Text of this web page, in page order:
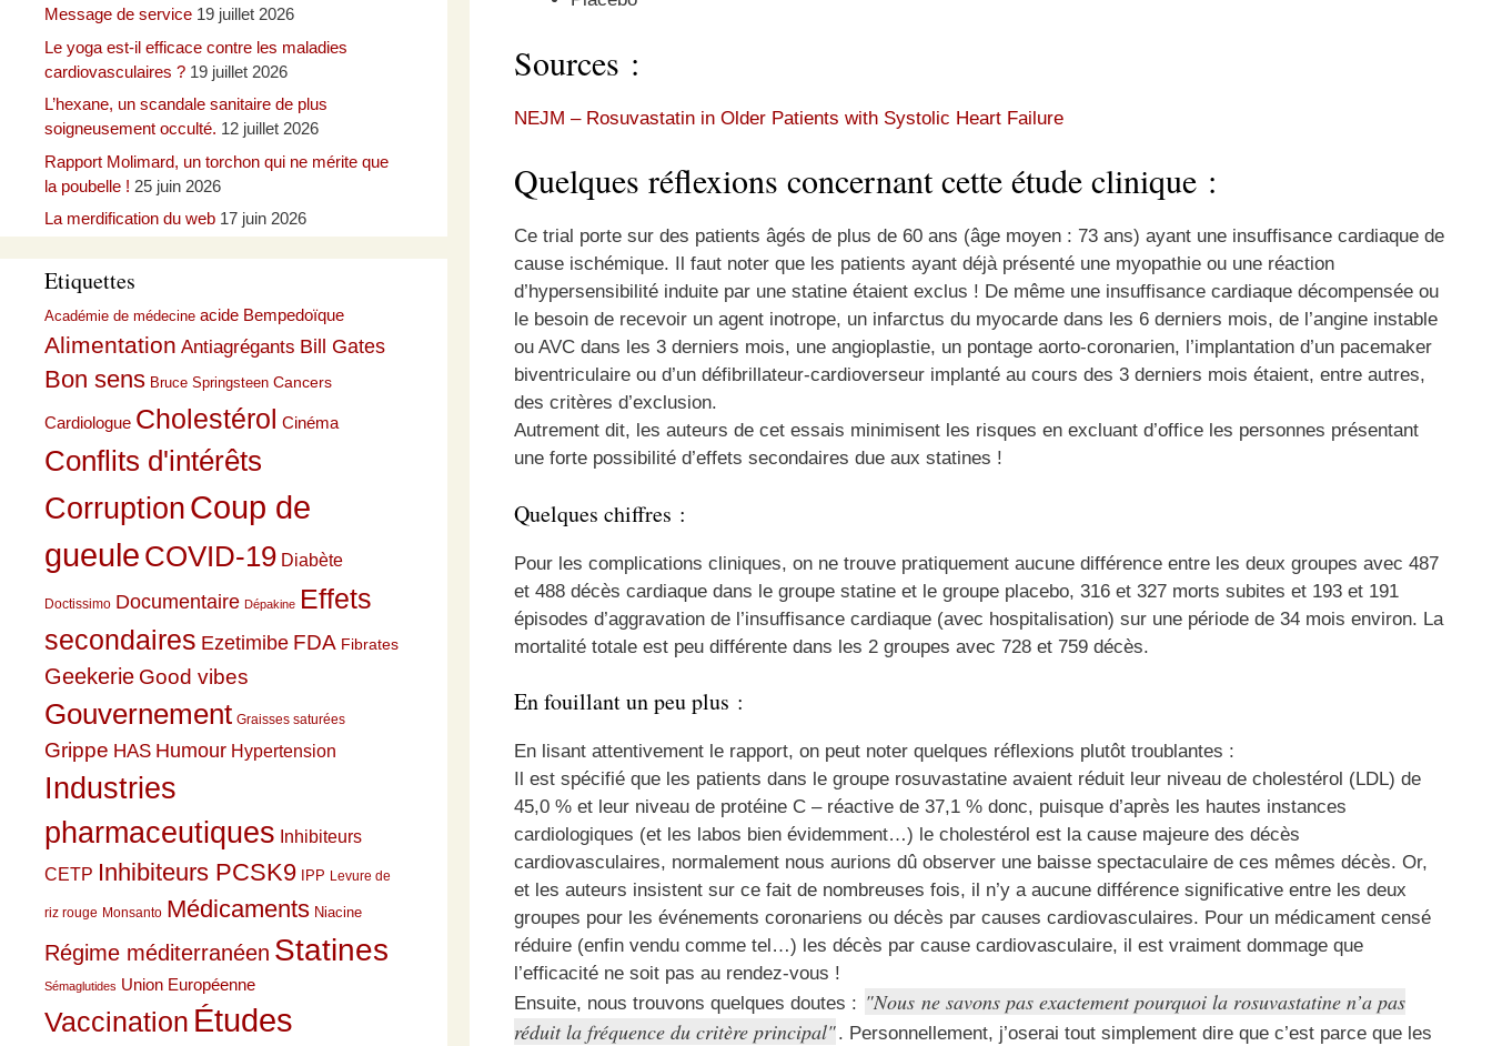
Sources :
NEJM – Rosuvastatin in Older Patients with Systolic Heart Failure
Quelques réflexions concernant cette étude clinique :
Ce trial porte sur des patients âgés de plus de 60 ans (âge moyen : 73 ans) ayant une insuffisance cardiaque de
cause ischémique. Il faut noter que les patients ayant déjà présenté une myopathie ou une réaction
d’hypersensibilité induite par une statine étaient exclus ! De même une insuffisance cardiaque décompensée ou
le besoin de recevoir un agent inotrope, un infarctus du myocarde dans les 6 derniers mois, de l’angine instable
ou AVC dans les 3 derniers mois, une angioplastie, un pontage aorto-coronarien, l’implantation d’un pacemaker
biventriculaire ou d’un défibrillateur-cardioverseur implanté au cours des 3 derniers mois étaient, entre autres,
des critères d’exclusion.
Autrement dit, les auteurs de cet essais minimisent les risques en excluant d’office les personnes présentant
une forte possibilité d’effets secondaires due aux statines !
Quelques chiffres :
Pour les complications cliniques, on ne trouve pratiquement aucune différence entre les deux groupes avec 487
et 488 décès cardiaque dans le groupe statine et le groupe placebo, 316 et 327 morts subites et 193 et 191
épisodes d’aggravation de l’insuffisance cardiaque (avec hospitalisation) sur une période de 34 mois environ. La
mortalité totale est peu différente dans les 2 groupes avec 728 et 759 décès.
En fouillant un peu plus :
En lisant attentivement le rapport, on peut noter quelques réflexions plutôt troublantes :
Il est spécifié que les patients dans le groupe rosuvastatine avaient réduit leur niveau de cholestérol (LDL) de
45,0 % et leur niveau de protéine C – réactive de 37,1 % donc, puisque d’après les hautes instances
cardiologiques (et les labos bien évidemment…) le cholestérol est la cause majeure des décès
cardiovasculaires, normalement nous aurions dû observer une baisse spectaculaire de ces mêmes décès. Or,
et les auteurs insistent sur ce fait de nombreuses fois, il n’y a aucune différence significative entre les deux
groupes pour les événements coronariens ou décès par causes cardiovasculaires. Pour un médicament censé
réduire (enfin vendu comme tel…) les décès par cause cardiovasculaire, il est vraiment dommage que
l’efficacité ne soit pas au rendez-vous !
Ensuite, nous trouvons quelques doutes :
Nous ne savons pas exactement pourquoi la rosuvastatine n’a pas
réduit la fréquence du critère principal . Personnellement, j’oserai tout simplement dire que c’est parce que les
Message de service 19 juillet 2026
Le yoga est-il efficace contre les maladies
cardiovasculaires ? 19 juillet 2026
L’hexane, un scandale sanitaire de plus
soigneusement occulté. 12 juillet 2026
Rapport Molimard, un torchon qui ne mérite que
la poubelle ! 25 juin 2026
La merdification du web 17 juin 2026
Etiquettes
Académie de médecine acide Bempedoïque
Alimentation Antiagrégants Bill Gates
Bon sens Bruce Springsteen Cancers
Cardiologue Cholestérol Cinéma
Conflits d'intérêts
CorruptionCoup de
gueule COVID-19 Diabète
Doctissimo Documentaire Dépakine Effets
secondaires Ezetimibe FDA Fibrates
Geekerie Good vibes
Gouvernement Graisses saturées
Grippe HAS Humour Hypertension
Industries
pharmaceutiques Inhibiteurs
CETP Inhibiteurs PCSK9 IPP Levure de
riz rouge Monsanto Médicaments Niacine
Régime méditerranéen Statines
Sémaglutides Union Européenne
Vaccination Études